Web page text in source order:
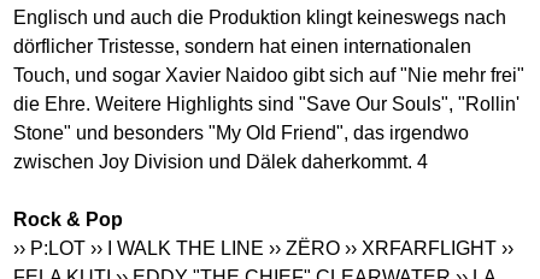
Englisch und auch die Produktion klingt keineswegs nach
dörflicher Tristesse, sondern hat einen internationalen
Touch, und sogar Xavier Naidoo gibt sich auf "Nie mehr frei"
die Ehre. Weitere Highlights sind "Save Our Souls", "Rollin'
Stone" und besonders "My Old Friend", das irgendwo
zwischen Joy Division und Dälek daherkommt. 4
Rock & Pop
›› P:LOT ›› I WALK THE LINE ›› ZËRO ›› XRFARFLIGHT ››